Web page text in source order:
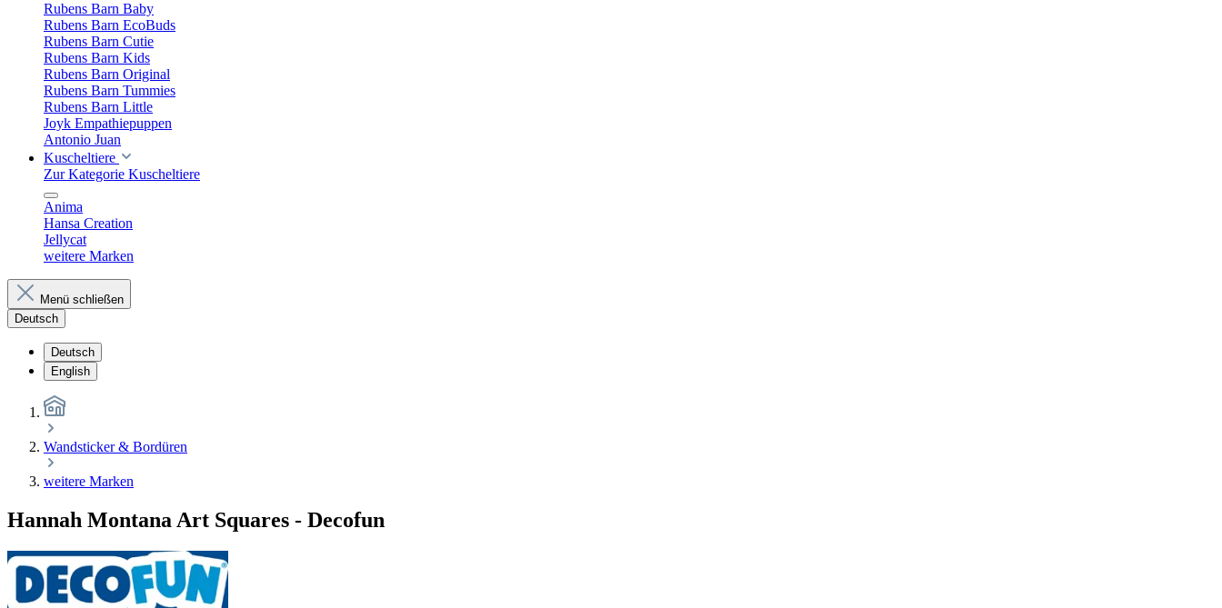
Rubens Barn Baby
Rubens Barn EcoBuds
Rubens Barn Cutie
Rubens Barn Kids
Rubens Barn Original
Rubens Barn Tummies
Rubens Barn Little
Joyk Empathiepuppen
Antonio Juan
Kuscheltiere
Zur Kategorie Kuscheltiere
Anima
Hansa Creation
Jellycat
weitere Marken
Menü schließen
Deutsch
Deutsch
English
Wandsticker & Bordüren
weitere Marken
Hannah Montana Art Squares - Decofun